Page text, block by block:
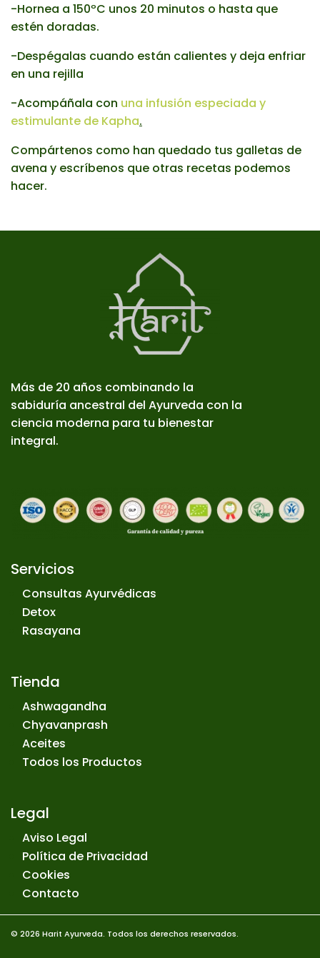
-Hornea a 150ºC unos 20 minutos o hasta que
estén doradas.
-Despégalas cuando están calientes y deja enfriar
en una rejilla
-Acompáñala con una infusión especiada y
estimulante de Kapha.
Compártenos como han quedado tus galletas de
avena y escríbenos que otras recetas podemos
hacer.
Más de 20 años combinando la
sabiduría ancestral del Ayurveda con la
ciencia moderna para tu bienestar
integral.
Servicios
Consultas Ayurvédicas
Detox
Rasayana
Tienda
Ashwagandha
Chyavanprash
Aceites
Todos los Productos
Legal
Aviso Legal
Política de Privacidad
Cookies
Contacto
© 2026 Harit Ayurveda. Todos los derechos reservados.